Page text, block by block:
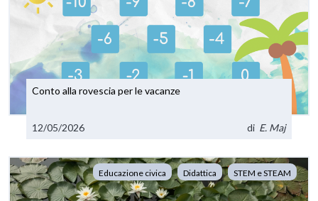
Conto alla rovescia per le vacanze
12/05/2026 di E. Maj
Educazione civica Didattica STEM e STEAM